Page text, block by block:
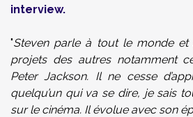
interview.
"Steven parle à tout le monde et
projets des autres notamment
Peter Jackson. Il ne cesse
quelqu’un qui va se dire, je sais
sur le cinéma. Il évolue avec son